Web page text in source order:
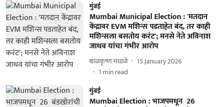
मुंबई
Mumbai Municipal Election : 'मतदान
केंद्रावर EVM मशिन्स पडताहेत बंद, तर काही
मशिन्सला बसतोय करंट'; मनसे नेते अविनाश
जाधव यांचा गंभीर आरोप
बाळकृष्ण मधाळे
15 January 2026
1 min read
मुंबई
Mumbai Election : भाजपमधून 26